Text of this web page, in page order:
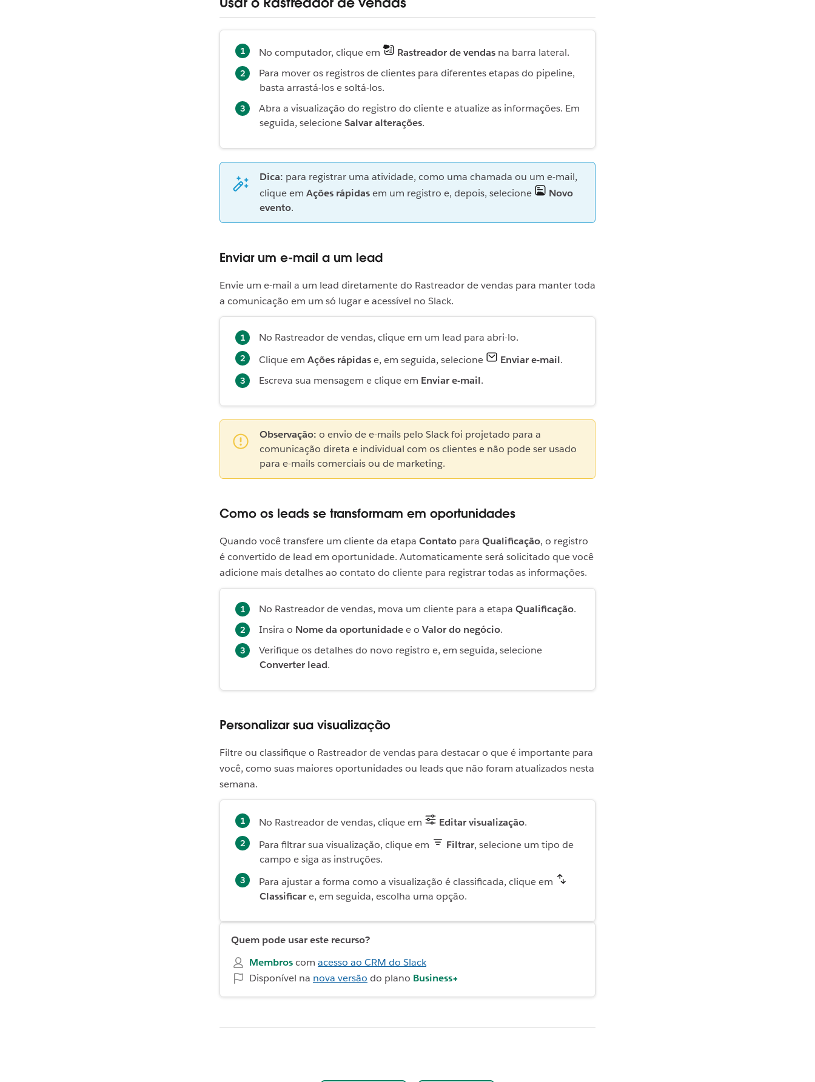
No computador, clique em Rastreador de vendas na barra lateral.
Para mover os registros de clientes para diferentes etapas do pipeline,
basta arrastá-los e soltá-los.
Abra a visualização do registro do cliente e atualize as informações. Em
seguida, selecioneSalvar alterações.
Dica: para registrar uma atividade, como uma chamada ou um e-mail,
clique em Ações rápidasem um registro e, depois, selecione
Novo
evento.
Enviar um e-mail a um lead
Envie um e-mail a um lead diretamente do Rastreador de vendas para manter toda
a comunicação em um só lugar e acessível no Slack.
No Rastreador de vendas, clique em um lead para abri-lo.
Clique em Ações rápidase, em seguida, selecione Enviar e-mail.
Escreva sua mensagem e clique em Enviar e-mail.
Observação: o envio de e-mails pelo Slack foi projetado para a
comunicação direta e individual com os clientes e não pode ser usado
para e-mails comerciais ou de marketing.
Como os leads se transformam em oportunidades
Quando você transfere um cliente da etapa Contato para Qualificação, o registro
é convertido de lead em oportunidade. Automaticamente será solicitado que você
adicione mais detalhes ao contato do cliente para registrar todas as informações.
No Rastreador de vendas, mova um cliente para a etapa Qualificação.
Insira o Nome da oportunidadee o Valor do negócio.
Verifique os detalhes do novo registro e, em seguida, selecione
Converter lead.
Personalizar sua visualização
Filtre ou classifique o Rastreador de vendas para destacar o que é importante para
você, como suas maiores oportunidades ou leads que não foram atualizados nesta
semana.
No Rastreador de vendas, clique em Editar visualização.
Para filtrar sua visualização, clique em
Filtrar, selecione um tipo de
campo e siga as instruções.
Para ajustar a forma como a visualização é classificada, clique em
Classificare, em seguida, escolha uma opção.
Quem pode usar este recurso?
Membroscom acesso ao CRM do Slack
Disponível na nova versão do plano Business+